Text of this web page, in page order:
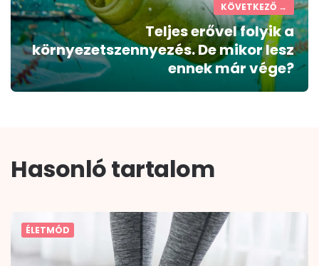
KÖVETKEZŐ →
Teljes erővel folyik a
környezetszennyezés. De mikor lesz
ennek már vége?
Hasonló tartalom
ÉLETMÓD